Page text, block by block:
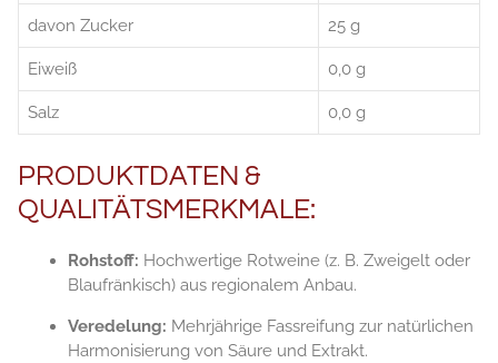
davon Zucker 25 g
Eiweiß 0,0 g
Salz 0,0 g
PRODUKTDATEN &
QUALITÄTSMERKMALE:
Rohstoff: Hochwertige Rotweine (z. B. Zweigelt oder
Blaufränkisch) aus regionalem Anbau.
Veredelung: Mehrjährige Fassreifung zur natürlichen
Harmonisierung von Säure und Extrakt.